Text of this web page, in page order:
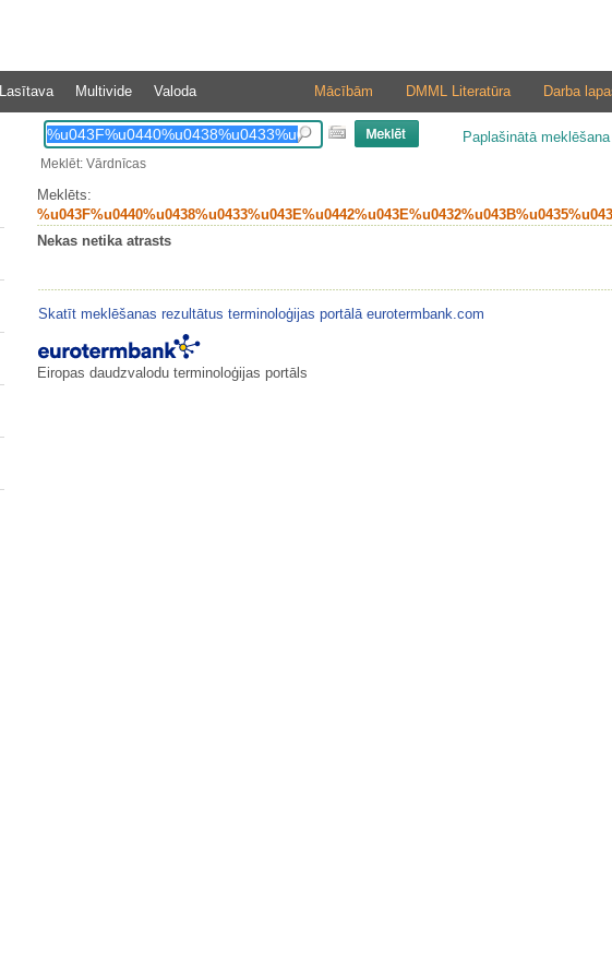
Lasītava Multivide Valoda Darba
DMML Literatūra
Mācībām
Paplašinātā meklēšana
Meklēt: Vārdnīcas
Meklēts:
Nekas netika atrasts
Skatīt meklēšanas rezultātus terminoloģijas portālā eurotermbank.com
Eiropas daudzvalodu terminoloģijas portāls